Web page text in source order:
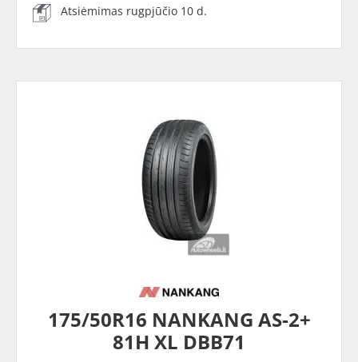
Atsiėmimas rugpjūčio 10 d.
175/50R16 NANKANG AS-2+
81H XL DBB71